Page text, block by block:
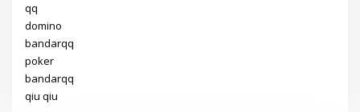
qq
domino
bandarqq
poker
bandarqq
qiu qiu